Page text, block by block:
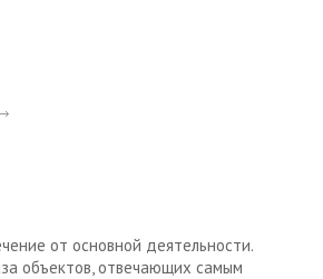
от основной деятельности.
объектов, отвечающих самым